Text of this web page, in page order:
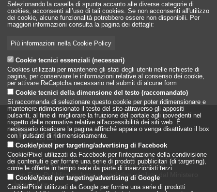
LILT - Lega Italiana per la Lotta conto i Tumori
è un Ente Pubblico su base associativa, vigilato dal Ministero
della Salute
Selezionando la casella di spunta accanto alle diverse categorie di
cookies, acconsenti all’uso di tali cookies. Se non acconsenti all'utilizzo
dei cookie, alcune funzionalità potrebbero essere non disponibili. Per
maggiori informazioni consulta la pagina dei dettagli:
Più informazioni nella Cookie Policy
Cookie tecnici essenziali (necessari)
Cookies utilizzati per mantenere gli stati degli utenti nelle richieste di
pagina, per conservare le informazioni relative al consenso dei cookie,
per attivare ReCaptcha necessario nel submit di alcune form
Cookie tecnici della dimensione del testo (raccomandato)
Si raccomanda di selezionare questo cookie per poter ridimensionare e
mantenere ridimensionato il testo del sito attraverso gli appositi
pulsanti, al fine di migliorare la fruizione del portale agli ipovedenti nel
rispetto delle normative relative all'accessibilità dei siti web. È
necessario ricaricare la pagina affinché appaia o venga disattivato il box
con i pulsanti di ridimensionamento.
Cookie/pixel per targeting/advertising di Facebook
Cookie/Pixel utilizzati da Facebook per l'integrazione della condivisione
dei contenuti e per fornire una serie di prodotti pubblicitari (di targeting),
come le offerte in tempo reale da parte di inserzionisti terzi.
Cookie/pixel per targeting/advertising di Google
Cookie/Pixel utilizzati da Google per fornire una serie di prodotti